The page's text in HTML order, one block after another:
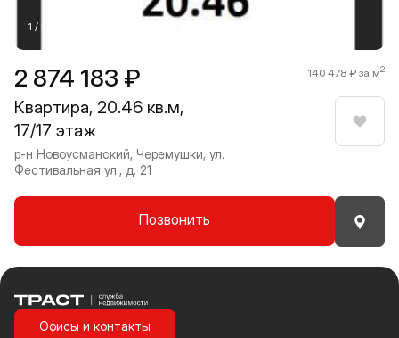
2 874 183 ₽ 140 478 ₽ за м2
Квартира, 20.46 кв.м,
17/17 этаж
р-н Новоусманский, Черемушки, ул.
Фестивальная ул., д. 21
Позвонить
1 / 8
Траст | Служба недвижимости
Офисы и контакты